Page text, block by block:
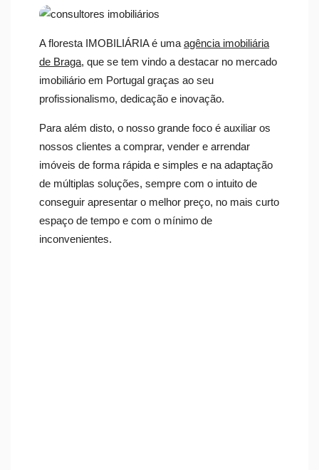
A floresta IMOBILIÁRIA é uma agência imobiliária
de Braga, que se tem vindo a destacar no mercado
imobiliário em Portugal graças ao seu
profissionalismo, dedicação e inovação.
Para além disto, o nosso grande foco é auxiliar os
nossos clientes a comprar, vender e arrendar
imóveis de forma rápida e simples e na adaptação
de múltiplas soluções, sempre com o intuito de
conseguir apresentar o melhor preço, no mais curto
espaço de tempo e com o mínimo de
inconvenientes.